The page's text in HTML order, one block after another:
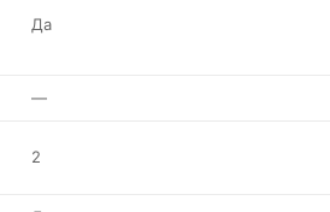
Да
—
2